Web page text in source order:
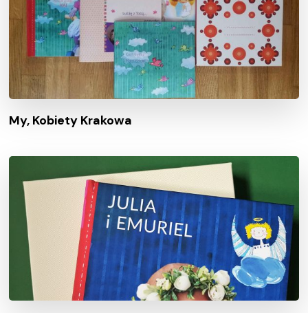
My, Kobiety Krakowa